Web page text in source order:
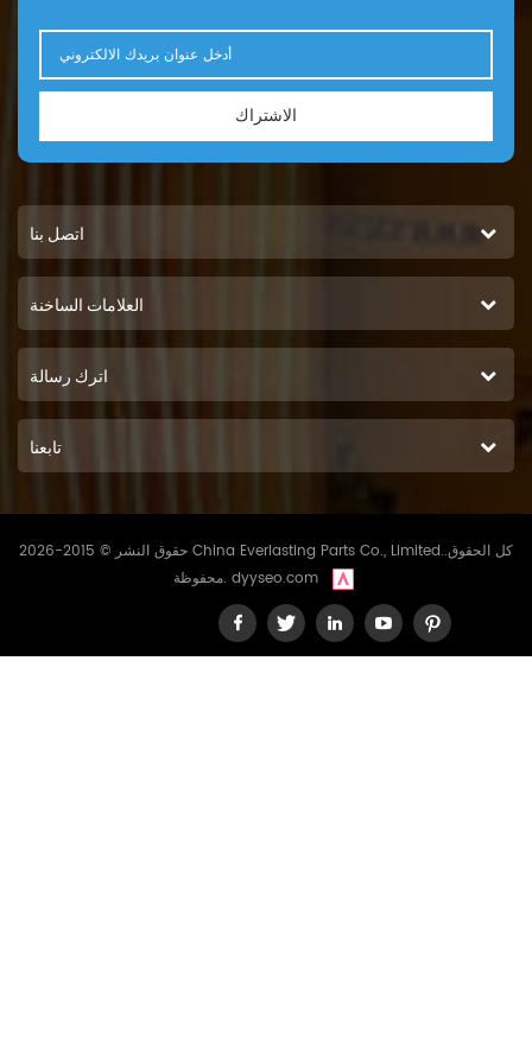
الاشتراك
اتصل بنا
العلامات الساخنة
اترك رسالة
تابعنا
حقوق النشر © 2015-2026 China Everlasting Parts Co., Limited..كل الحقوق
محفوظة. dyyseo.com